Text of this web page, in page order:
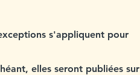
s'appliquent pour
elles seront publiées sur